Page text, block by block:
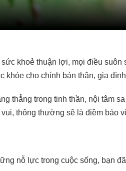
khoẻ thuận lợi, mọi điều suôn
khỏe cho chính bản thân, gia
thẳng trong tinh thần, nội tâm
thông thường sẽ là điềm báo
nỗ lực trong cuộc sống, bạn